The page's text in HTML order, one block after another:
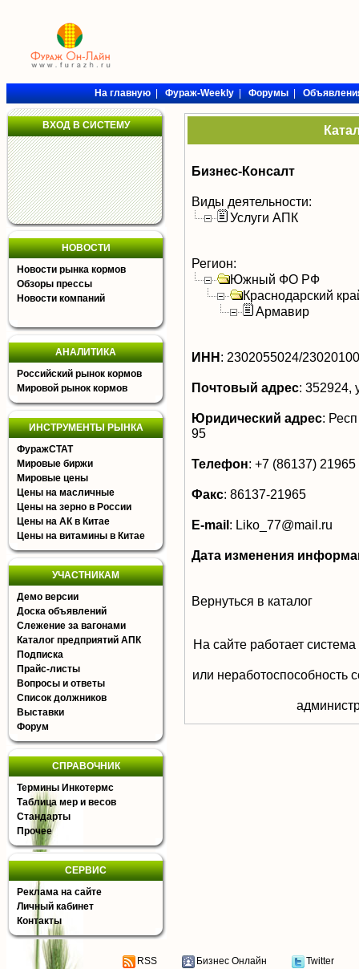
На главную|Фураж-Weekly|Форумы|
ВХОД В СИСТЕМУ
НОВОСТИ
Новости рынка кормов
Обзоры прессы
Новости компаний
АНАЛИТИКА
Российский рынок кормов
Мировой рынок кормов
ИНСТРУМЕНТЫ РЫНКА
ФуражСТАТ
Мировые биржи
Мировые цены
Цены на масличные
Цены на зерно в России
Цены на АК в Китае
Цены на витамины в Китае
УЧАСТНИКАМ
Демо версии
Доска объявлений
Слежение за вагонами
Каталог предприятий АПК
Подписка
Прайс-листы
Вопросы и ответы
Список должников
Выставки
Форум
СПРАВОЧНИК
Термины Инкотермс
Таблица мер и весов
Стандарты
Прочее
СЕРВИС
Реклама на сайте
Личный кабинет
Контакты
Бизнес-Консалт
Виды деятельности:
Услуги АПК
Регион:
Южный ФО РФ
Краснодарский
Армавир
ИНН: 2302055024/
Почтовый адрес: 352924,
Юридический адрес:
95
Телефон: +7 (86137) 21965
Факс: 86137-21965
E-mail: Liko_77@mail.ru
Дата изменения
Вернуться в каталог
На сайте работает
или неработоспособность
RSS Бизнес Онлайн Twitter